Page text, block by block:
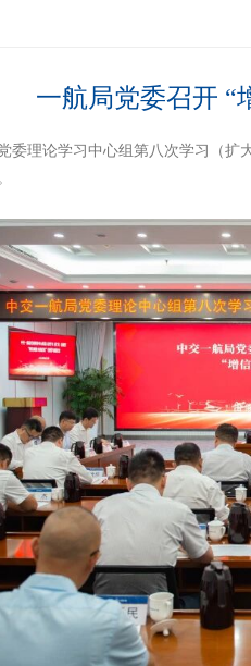
一航局党委召开 “
委理论学习中心组第八次学习（